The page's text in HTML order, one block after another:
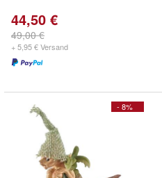
44,50 €
49,00 €
+ 5,95 € Versand
- 8%